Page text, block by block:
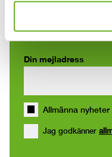
Din mejladress
Allmänna nyheter
Jag godkänner